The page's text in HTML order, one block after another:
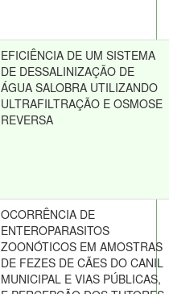
EFICIÊNCIA DE UM SISTEMA
DE DESSALINIZAÇÃO DE
ÁGUA SALOBRA UTILIZANDO
ULTRAFILTRAÇÃO E OSMOSE
REVERSA
OCORRÊNCIA DE
ENTEROPARASITOS
ZOONÓTICOS EM AMOSTRAS
DE FEZES DE CÃES DO CANIL
MUNICIPAL E VIAS PÚBLICAS,